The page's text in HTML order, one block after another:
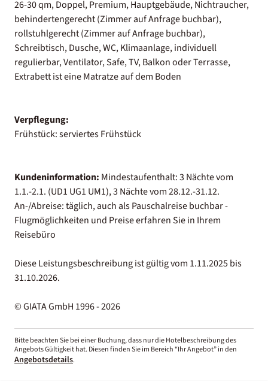
26-30 qm, Doppel, Premium, Hauptgebäude, Nichtraucher,
behindertengerecht (Zimmer auf Anfrage buchbar),
rollstuhlgerecht (Zimmer auf Anfrage buchbar),
Schreibtisch, Dusche, WC, Klimaanlage, individuell
regulierbar, Ventilator, Safe, TV, Balkon oder Terrasse,
Extrabett ist eine Matratze auf dem Boden
Verpflegung:
Frühstück: serviertes Frühstück
Kundeninformation: Mindestaufenthalt: 3 Nächte vom
1.1.-2.1. (UD1 UG1 UM1), 3 Nächte vom 28.12.-31.12.
An-/Abreise: täglich, auch als Pauschalreise buchbar -
Flugmöglichkeiten und Preise erfahren Sie in Ihrem
Reisebüro
Diese Leistungsbeschreibung ist gültig vom 1.11.2025 bis
31.10.2026.
© GIATA GmbH 1996 - 2026
Bitte beachten Sie bei einer Buchung, dass nur die Hotelbeschreibung des
Angebots Gültigkeit hat. Diesen finden Sie im Bereich “Ihr Angebot” in den
Angebotsdetails.